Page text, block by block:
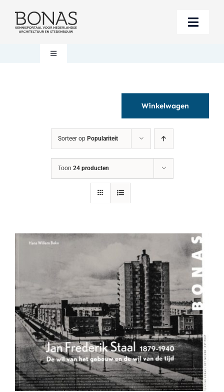
naar
Toggle
Berichten
Steun BONAS
Toggle
Winkelwagen
Sorteer op Populariteit
Toon 24 producten